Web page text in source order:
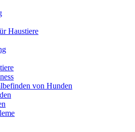
Haustiere
von Hunden